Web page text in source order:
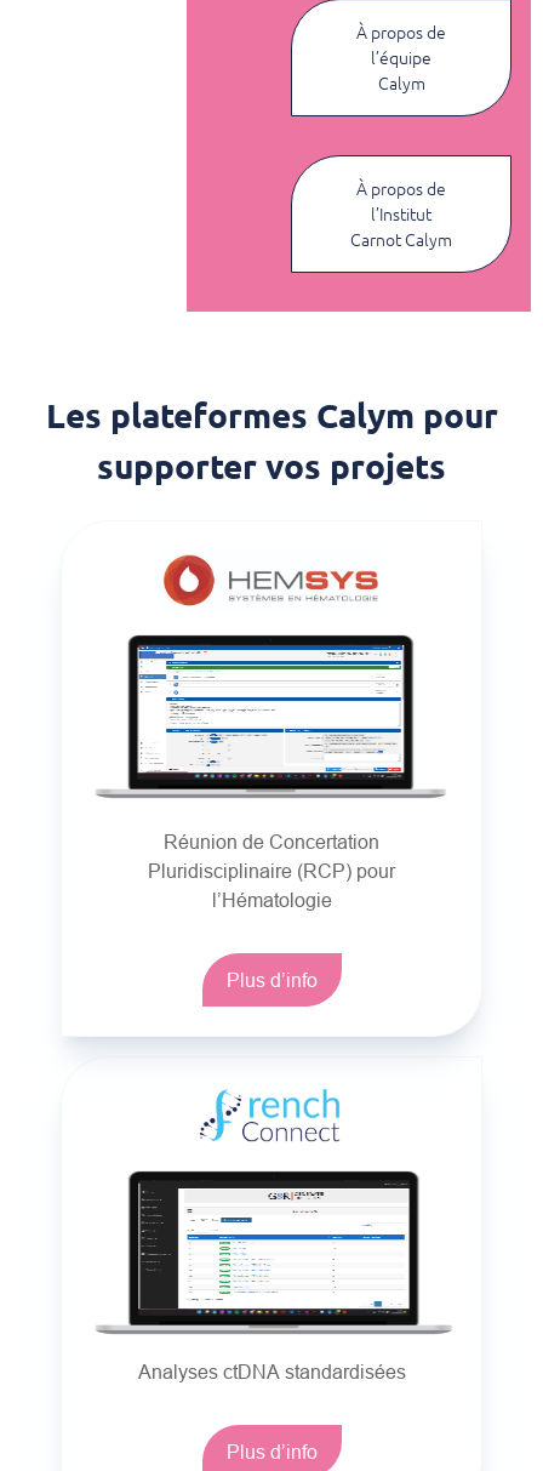
À propos de
l’équipe
Calym
À propos de
l’Institut
Carnot Calym
Les plateformes Calym pour
supporter vos projets
Réunion de Concertation
Pluridisciplinaire (RCP) pour
l’Hématologie
Plus d’info
Analyses ctDNA standardisées
Plus d’info